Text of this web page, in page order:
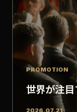
PROMOTION
世界が注
2026.07.21